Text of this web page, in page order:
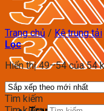
Trang chủ / Kệ trung tải
Lọc
Hiển thị 49–54 của 54
Tìm kiếm